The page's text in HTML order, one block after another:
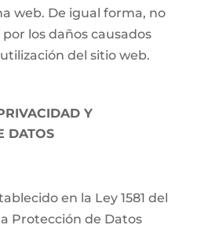
web. De igual forma, no
los daños causados
del sitio web.
Y
DATOS
en la Ley 1581 del
Protección de Datos